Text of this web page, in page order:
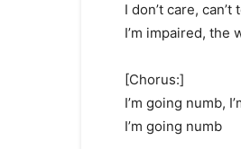
I don’t care,
I’m impaired, the
[Chorus:]
I’m going numb,
I’m going numb